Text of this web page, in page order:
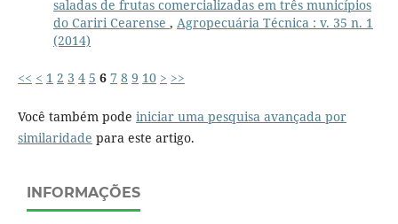
saladas de frutas comercializadas em três municípios
do Cariri Cearense , Agropecuária Técnica : v. 35 n. 1
(2014)
<< < 1 2 3 4 5 6 7 8 9 10 > >>
Você também pode iniciar uma pesquisa avançada por
similaridade para este artigo.
INFORMAÇÕES